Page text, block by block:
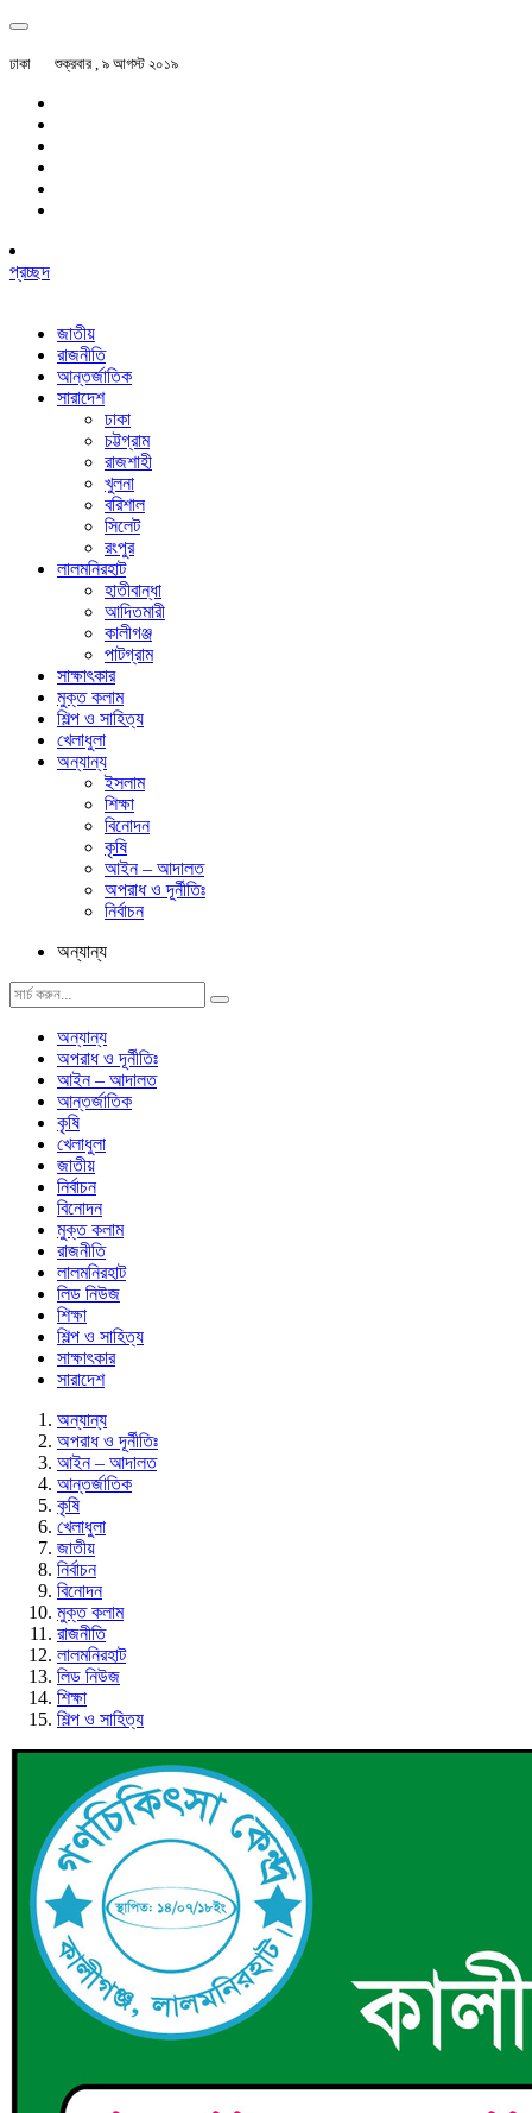
ঢাকা শুক্রবার , ৯ আগস্ট ২০১৯
প্রচ্ছদ
জাতীয়
রাজনীতি
আন্তর্জাতিক
সারাদেশ
ঢাকা
চট্টগ্রাম
রাজশাহী
খুলনা
বরিশাল
সিলেট
রংপুর
লালমনিরহাট
হাতীবান্ধা
আদিতমারী
কালীগঞ্জ
পাটগ্রাম
সাক্ষাৎকার
মুক্ত কলাম
শিল্প ও সাহিত্য
খেলাধুলা
অন্যান্য
ইসলাম
শিক্ষা
বিনোদন
কৃষি
আইন – আদালত
অপরাধ ও দূর্নীতিঃ
নির্বাচন
অন্যান্য
অন্যান্য
অপরাধ ও দূর্নীতিঃ
আইন – আদালত
আন্তর্জাতিক
কৃষি
খেলাধুলা
জাতীয়
নির্বাচন
বিনোদন
মুক্ত কলাম
রাজনীতি
লালমনিরহাট
লিড নিউজ
শিক্ষা
শিল্প ও সাহিত্য
সাক্ষাৎকার
সারাদেশ
অন্যান্য
অপরাধ ও দূর্নীতিঃ
আইন – আদালত
আন্তর্জাতিক
কৃষি
খেলাধুলা
জাতীয়
নির্বাচন
বিনোদন
মুক্ত কলাম
রাজনীতি
লালমনিরহাট
লিড নিউজ
শিক্ষা
শিল্প ও সাহিত্য